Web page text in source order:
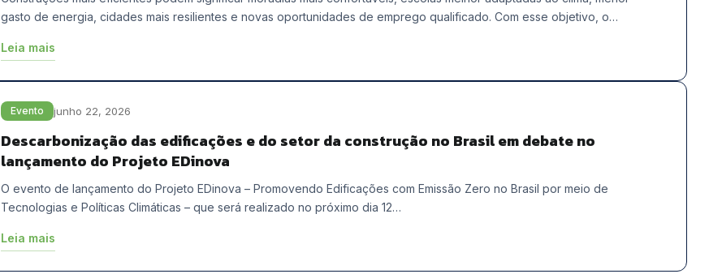
gasto de energia, cidades mais resilientes e novas oportunidades de emprego qualificado. Com esse objetivo, o…
Leia mais
Evento junho 22, 2026
Descarbonização das edificações e do setor da construção no Brasil em debate no
lançamento do Projeto EDinova
O evento de lançamento do Projeto EDinova – Promovendo Edificações com Emissão Zero no Brasil por meio de
Tecnologias e Políticas Climáticas – que será realizado no próximo dia 12…
Leia mais